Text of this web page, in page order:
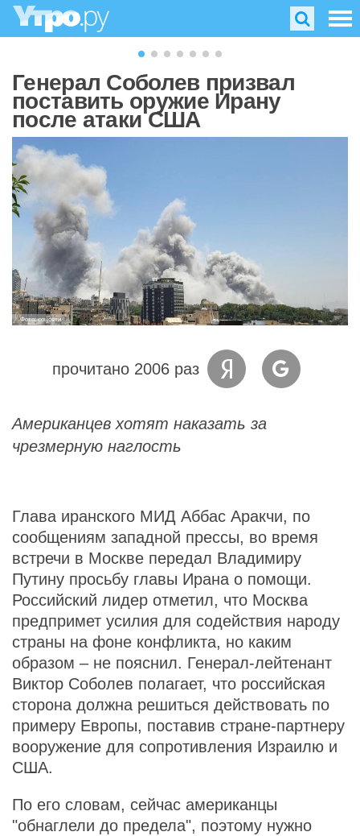
Генерал Соболев призвал
поставить оружие Ирану
после атаки США
Фото: соцсети
прочитано 2006 раз
Американцев хотят наказать за
чрезмерную наглость
Глава иранского МИД Аббас Аракчи, по
сообщениям западной прессы, во время
встречи в Москве передал Владимиру
Путину просьбу главы Ирана о помощи.
Российский лидер отметил, что Москва
предпримет усилия для содействия народу
страны на фоне конфликта, но каким
образом – не пояснил. Генерал-лейтенант
Виктор Соболев полагает, что российская
сторона должна решиться действовать по
примеру Европы, поставив стране-партнеру
вооружение для сопротивления Израилю и
США.
По его словам, сейчас американцы
"обнаглели до предела", поэтому нужно